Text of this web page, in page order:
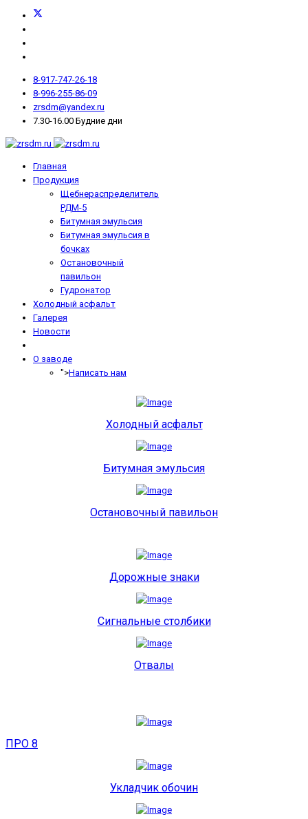
8-917-747-26-18
8-996-255-86-09
zrsdm@yandex.ru
7.30-16.00 Будние дни
Главная
Продукция
Щебнераспределитель
РДМ-5
Битумная эмульсия
Битумная эмульсия в
бочках
Остановочный
павильон
Гудронатор
Холодный асфальт
Галерея
Новости
О заводе
">Написать нам
Холодный асфальт
Битумная эмульсия
Остановочный павильон
Дорожные знаки
Сигнальные столбики
Отвалы
ПРО 8
Укладчик обочин